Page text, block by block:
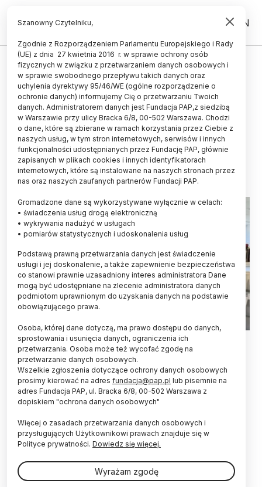
PL EN
TECHNOLOGIA
Wrocław/ Naukowcy opracowali
etykiety na produkty spożywcze
reagujące na zmianę temperatury
czy wilgotności
13.06.2025
aktualizacja: 13.06.2025
2 minuty czytania
Read the English version of this article
Na zdjęciu dr Bartłomiej Potaniec. Fot. materiały prasowe
Etykiety reagujące na zmianę temperatury czy
wilgotności, które mogą być umieszczane na
produktach spożywczych, lekach oraz
elektronice, opracowali naukowcy z
wrocławskiego instytutu Łukasiewicz – PORT
(Polski Ośrodek Rozwoju Technologii).
wrocławskich naukowców mogą mieć kształt
nalepek, które będą umieszczane na produktach
Szanowny Czytelniku,
Zgodnie z Rozporządzeniem Parlamentu Europejskiego i Rady
(UE) z dnia 27 kwietnia 2016 r. w sprawie ochrony osób
fizycznych w związku z przetwarzaniem danych osobowych i
w sprawie swobodnego przepływu takich danych oraz
uchylenia dyrektywy 95/46/WE (ogólne rozporządzenie o
ochronie danych) informujemy Cię o przetwarzaniu Twoich
danych. Administratorem danych jest Fundacja PAP,z siedzibą
w Warszawie przy ulicy Bracka 6/8, 00-502 Warszawa. Chodzi
o dane, które są zbierane w ramach korzystania przez Ciebie z
naszych usług, w tym stron internetowych, serwisów i innych
funkcjonalności udostępnianych przez Fundację PAP, głównie
zapisanych w plikach cookies i innych identyfikatorach
internetowych, które są instalowane na naszych stronach przez
nas oraz naszych zaufanych partnerów Fundacji PAP.
Gromadzone dane są wykorzystywane wyłącznie w celach:
• świadczenia usług drogą elektroniczną
• wykrywania nadużyć w usługach
• pomiarów statystycznych i udoskonalenia usług
Podstawą prawną przetwarzania danych jest świadczenie
usługi i jej doskonalenie, a także zapewnienie bezpieczeństwa
co stanowi prawnie uzasadniony interes administratora Dane
mogą być udostępniane na zlecenie administratora danych
podmiotom uprawnionym do uzyskania danych na podstawie
obowiązującego prawa.
Osoba, której dane dotyczą, ma prawo dostępu do danych,
sprostowania i usunięcia danych, ograniczenia ich
przetwarzania. Osoba może też wycofać zgodę na
przetwarzanie danych osobowych.
Wszelkie zgłoszenia dotyczące ochrony danych osobowych
prosimy kierować na adres fundacja@pap.pl lub pisemnie na
adres Fundacja PAP, ul. Bracka 6/8, 00-502 Warszawa z
dopiskiem "ochrona danych osobowych"
Więcej o zasadach przetwarzania danych osobowych i
przysługujących Użytkownikowi prawach znajduje się w
Polityce prywatności. Dowiedz się więcej.
Wyrażam zgodę